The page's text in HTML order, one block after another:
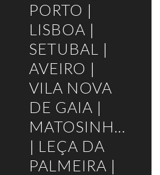
PORTO |
LISBOA |
SETUBAL |
AVEIRO |
VILA NOVA
DE GAIA |
MATOSINHOS
| LEÇA DA
PALMEIRA |